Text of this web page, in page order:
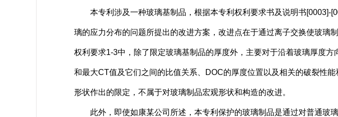
本专利涉及一种玻璃基制品，根据本专利权利要求书及说明书[0003]-
璃的应力分布的问题所提出的改进方案，改进点在于通过离子交换使玻
权利要求1-3中，除了限定玻璃基制品的厚度外，主要对于沿着玻璃厚度
和最大CT值及它们之间的比值关系、DOC的厚度位置以及相关的破裂性
形状作出的限定，不属于对玻璃制品宏观形状和构造的改进。
此外，即使如康某公司所述，本专利保护的玻璃制品是通过对普通玻